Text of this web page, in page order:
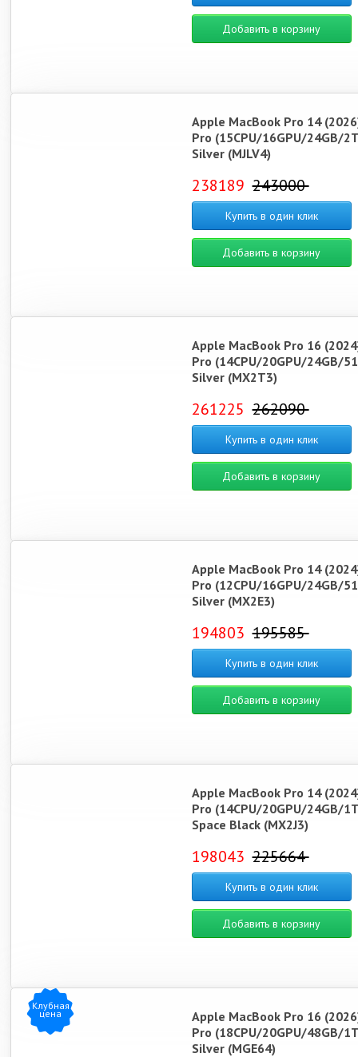
Добавить в корзину
Apple MacBook Pro 14
Pro (15CPU/16GPU/24GB/
Silver (MJLV4)
238189 243000
Купить в один клик
Добавить в корзину
Apple MacBook Pro 16
Pro (14CPU/20GPU/24GB/
Silver (MX2T3)
261225 262090
Купить в один клик
Добавить в корзину
Apple MacBook Pro 14
Pro (12CPU/16GPU/24GB/
Silver (MX2E3)
194803 195585
Купить в один клик
Добавить в корзину
Apple MacBook Pro 14
Pro (14CPU/20GPU/24GB/
Space Black (MX2J3)
198043 225664
Купить в один клик
Добавить в корзину
Клубная
цена
Apple MacBook Pro 16
Pro (18CPU/20GPU/48GB/
Silver (MGE64)